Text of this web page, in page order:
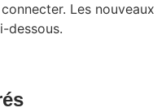
Les nouveaux
dessous.